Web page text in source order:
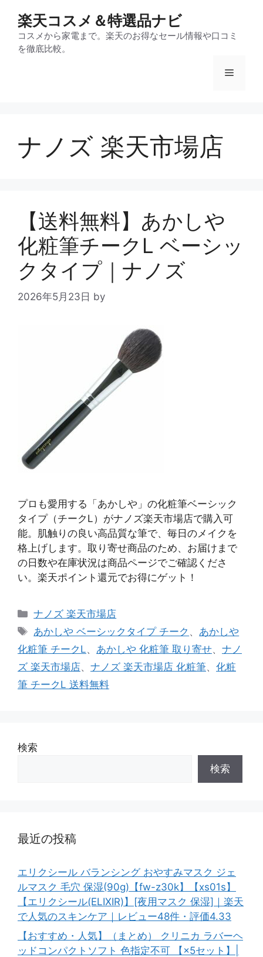
楽天コスメ＆特選品ナビ
コスメから家電まで。楽天のお得なセール情報や口コミ
を徹底比較。
メ
ナノズ 楽天市場店
【送料無料】あかしや
化粧筆チークL ベーシッ
クタイプ｜ナノズ
2026年5月23日 by
プロも愛用する「あかしや」の化粧筆ベーシック
タイプ（チークL）がナノズ楽天市場店で購入可
能。肌触りの良い高品質な筆で、毎日のメイクを
格上げします。取り寄せ商品のため、お届けまで
の日数や在庫状況は商品ページでご確認くださ
い。楽天ポイント還元でお得にゲット！
カ
テ
ゴ
リ
ー
ナノズ 楽天市場店
タ
グ
あかしや ベーシックタイプ チーク 、 あかしや
化粧筆 チークL、 あかしや 化粧筆 取り寄せ、 ナノ
ズ 楽天市場店、 ナノズ 楽天市場店 化粧筆、 化粧
筆 チークL 送料無料
検索
検索
最近の投稿
エリクシール バランシング おやすみマスク ジェ
ルマスク 毛穴 保湿(90g)【fw-z30k】【xs01s】
【エリクシール(ELIXIR)】[夜用マスク 保湿]｜楽天
で人気のスキンケア｜レビュー48件・評価4.33
【おすすめ・人気】（まとめ） クリニカ ラバーヘ
ッドコンパクトソフト 色指定不可 【×5セット】|